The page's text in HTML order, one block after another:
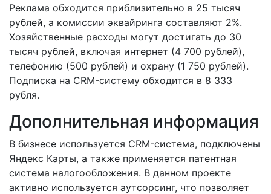
Реклама обходится приблизительно в 25 тысяч
рублей, а комиссии эквайринга составляют 2%.
Хозяйственные расходы могут достигать до 30
тысяч рублей, включая интернет (4 700 рублей),
телефонию (500 рублей) и охрану (1 750 рублей).
Подписка на CRM-систему обходится в 8 333
рубля.
Дополнительная информация
В бизнесе используется CRM-система, подключены
Яндекс Карты, а также применяется патентная
система налогообложения. В данном проекте
активно используется аутсорсинг, что позволяет